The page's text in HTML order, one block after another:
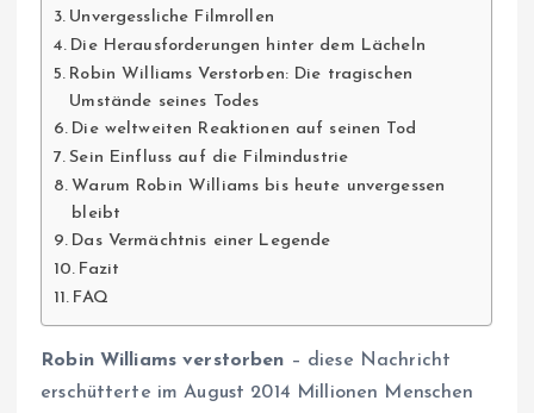
Unvergessliche Filmrollen
Die Herausforderungen hinter dem Lächeln
Robin Williams Verstorben: Die tragischen
Umstände seines Todes
Die weltweiten Reaktionen auf seinen Tod
Sein Einfluss auf die Filmindustrie
Warum Robin Williams bis heute unvergessen
bleibt
Das Vermächtnis einer Legende
Fazit
FAQ
Robin Williams verstorben – diese Nachricht
erschütterte im August 2014 Millionen Menschen